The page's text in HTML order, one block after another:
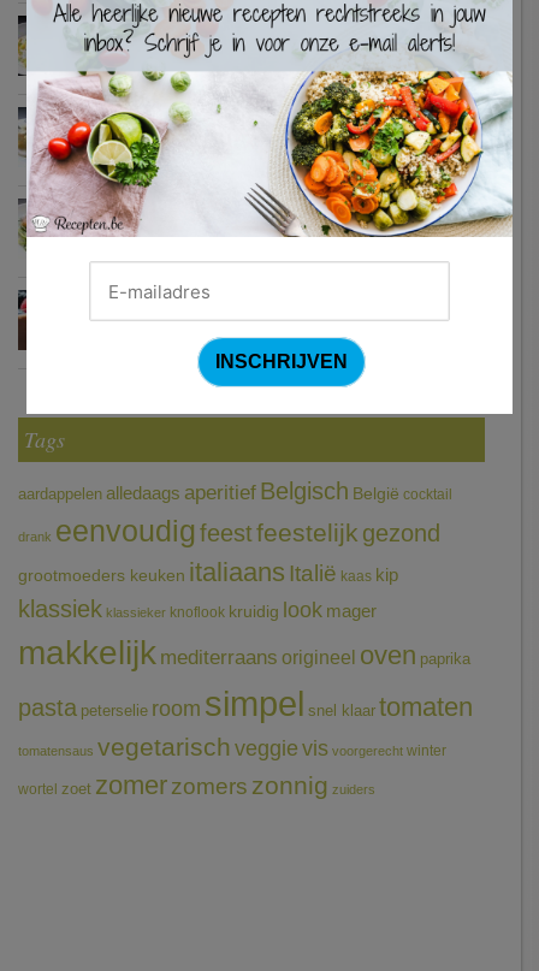
Waterzooi van pladijs met venkel (Colruyt)
Zweedse gehaktballetjes
Courgetti met paprikasaus en halloumi (Sandra Bekkari)
Chocomousse met fruitbier
Tags
aardappelen alledaags aperitief Belgisch België cocktail
drank eenvoudigfeestfeestelijk gezond
grootmoeders keuken italiaans Italië kaas kip
klassiek klassieker knoflook kruidig look mager
makkelijk mediterraans origineel oven paprika
pasta peterselie room simpel snel klaar tomaten
tomatensaus vegetarischveggie vis voorgerecht winter
wortel zoet zomerzomers zonnig zuiders